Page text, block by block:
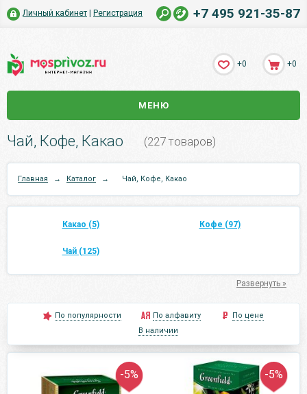
Личный кабинет Регистрация +7 495 921-35-87
+0 +0
МЕНЮ
Чай, Кофе, Какао (227 товаров)
Главная → Каталог → Чай, Кофе, Какао
Какао (5) Кофе (97)
Чай (125)
По популярности По алфавиту
По цене
В наличии
-5% -5%